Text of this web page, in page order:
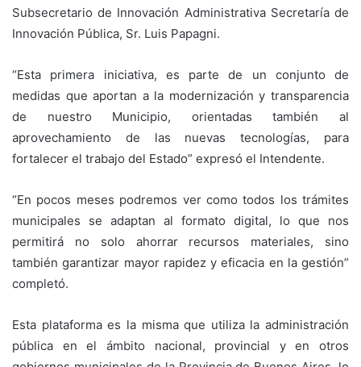
Subsecretario de Innovación Administrativa Secretaría de
Innovación Pública, Sr. Luis Papagni.
“Esta primera iniciativa, es parte de un conjunto de
medidas que aportan a la modernización y transparencia
de nuestro Municipio, orientadas también al
aprovechamiento de las nuevas tecnologías, para
fortalecer el trabajo del Estado” expresó el Intendente.
“En pocos meses podremos ver como todos los trámites
municipales se adaptan al formato digital, lo que nos
permitirá no solo ahorrar recursos materiales, sino
también garantizar mayor rapidez y eficacia en la gestión”
completó.
Esta plataforma es la misma que utiliza la administración
pública en el ámbito nacional, provincial y en otros